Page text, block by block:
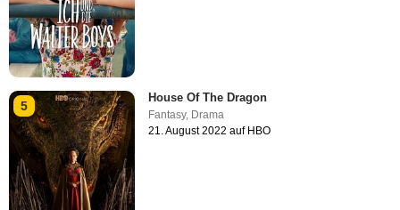
5
House Of The Dragon
Fantasy, Drama
21. August 2022 auf HBO